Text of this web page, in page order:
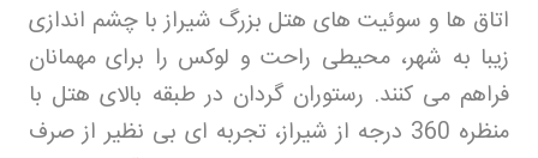
اتاق ها و سوئیت های هتل بزرگ شیراز با چشم اندازی
زیبا به شهر، محیطی راحت و لوکس را برای مهمانان
فراهم می کنند. رستوران گردان در طبقه بالای هتل با
منظره 360 درجه از شیراز، تجربه ای بی نظیر از صرف